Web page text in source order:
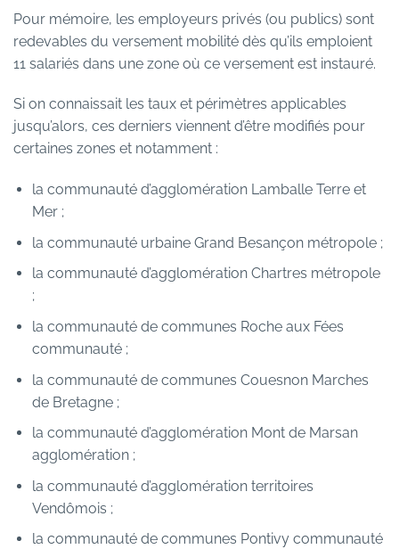
Pour mémoire, les employeurs privés (ou publics) sont
redevables du versement mobilité dès qu’ils emploient
11 salariés dans une zone où ce versement est instauré.
Si on connaissait les taux et périmètres applicables
jusqu’alors, ces derniers viennent d’être modifiés pour
certaines zones et notamment :
la communauté d’agglomération Lamballe Terre et
Mer ;
la communauté urbaine Grand Besançon métropole ;
la communauté d’agglomération Chartres métropole
;
la communauté de communes Roche aux Fées
communauté ;
la communauté de communes Couesnon Marches
de Bretagne ;
la communauté d’agglomération Mont de Marsan
agglomération ;
la communauté d’agglomération territoires
Vendômois ;
la communauté de communes Pontivy communauté